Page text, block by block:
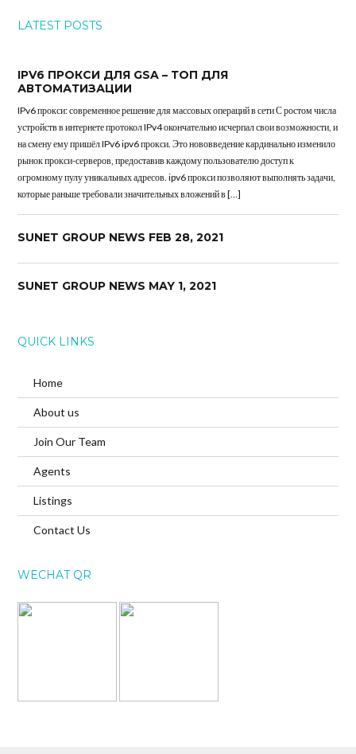
LATEST POSTS
IPV6 ПРОКСИ ДЛЯ GSA – ТОП ДЛЯ
АВТОМАТИЗАЦИИ
IPv6 прокси: современное решение для массовых операций в сети С ростом числа
устройств в интернете протокол IPv4 окончательно исчерпал свои возможности, и
на смену ему пришёл IPv6 ipv6 прокси. Это нововведение кардинально изменило
рынок прокси-серверов, предоставив каждому пользователю доступ к
огромному пулу уникальных адресов. ipv6 прокси позволяют выполнять задачи,
которые раньше требовали значительных вложений в […]
SUNET GROUP NEWS FEB 28, 2021
SUNET GROUP NEWS MAY 1, 2021
QUICK LINKS
Home
About us
Join Our Team
Agents
Listings
Contact Us
WECHAT QR